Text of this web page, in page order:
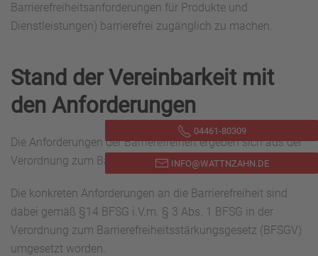
Barrierefreiheitsanforderungen für Produkte und
Dienstleistungen) barrierefrei zugänglich zu machen.
Stand der Vereinbarkeit mit
den Anforderungen
Die Anforderungen der Barrierefreiheit ergeben sich aus der
Verordnung zum Barrierefreiheitsstärkungsgesetz (BFSGV).
Die konkreten Anforderungen an die Barrierefreiheit sind
dabei gemäß §14 BFSG i.V.m. § 3 Abs. 1 BFSG in der
Verordnung zum Barrierefreiheitsstärkungsgesetz (BFSGV)
umgesetzt worden.
04461-80309
INFO@WATTNZAHN.DE